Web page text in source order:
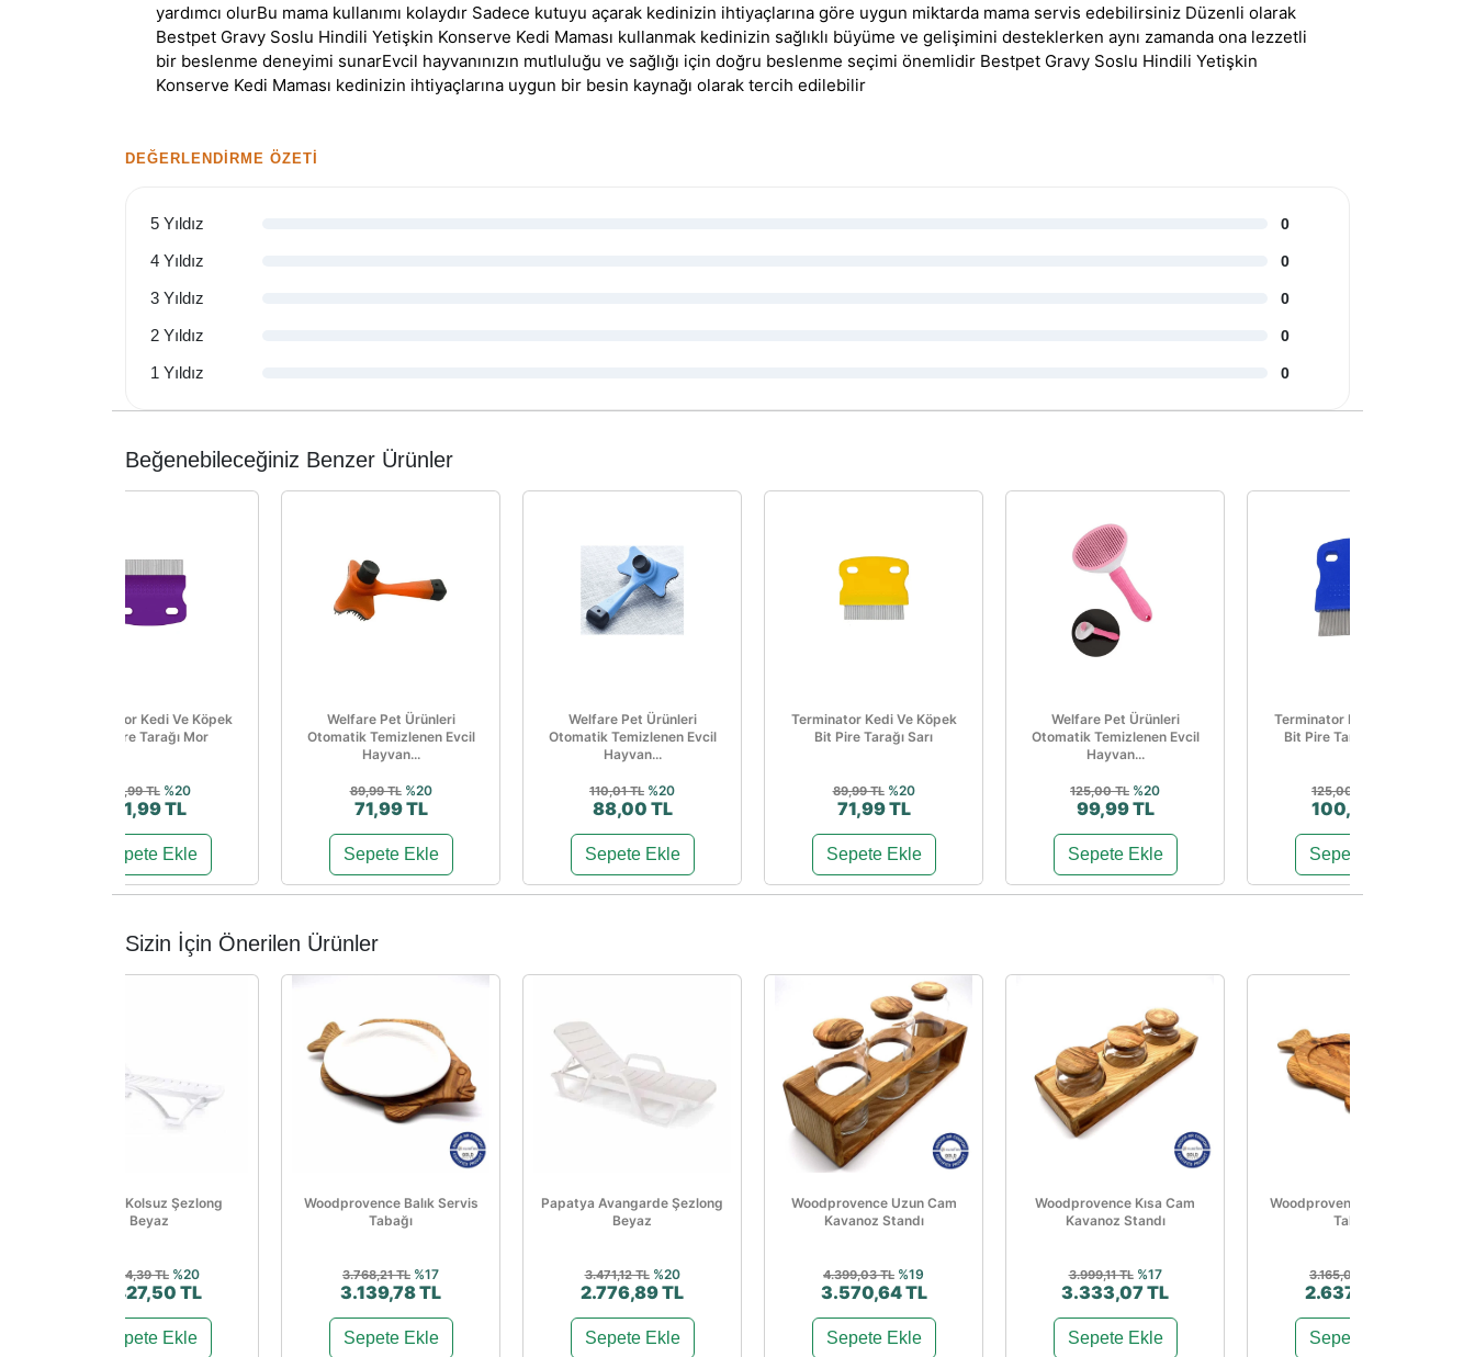
yardımcı olurBu mama kullanımı kolaydır Sadece kutuyu açarak kedinizin ihtiyaçlarına göre uygun miktarda mama servis edebilirsiniz Düzenli olarak
Bestpet Gravy Soslu Hindili Yetişkin Konserve Kedi Maması kullanmak kedinizin sağlıklı büyüme ve gelişimini desteklerken aynı zamanda ona lezzetli
bir beslenme deneyimi sunarEvcil hayvanınızın mutluluğu ve sağlığı için doğru beslenme seçimi önemlidir Bestpet Gravy Soslu Hindili Yetişkin
Konserve Kedi Maması kedinizin ihtiyaçlarına uygun bir besin kaynağı olarak tercih edilebilir
DEĞERLENDIRME ÖZETI
5 Yıldız 0
4 Yıldız 0
3 Yıldız 0
2 Yıldız 0
1 Yıldız 0
Beğenebileceğiniz Benzer Ürünler
Terminator Kedi Ve Köpek
Bit Pire Tarağı Mor
89,99 TL %20
71,99 TL
Sepete Ekle
Welfare Pet Ürünleri
Otomatik Temizlenen Evcil
Hayvan...
89,99 TL %20
71,99 TL
Sepete Ekle
Welfare Pet Ürünleri
Otomatik Temizlenen Evcil
Hayvan...
110,01 TL %20
88,00 TL
Sepete Ekle
Terminator Kedi Ve Köpek
Bit Pire Tarağı Sarı
89,99 TL %20
71,99 TL
Sepete Ekle
Welfare Pet Ürünleri
Otomatik Temizlenen Evcil
Hayvan...
125,00 TL %20
99,99 TL
Sepete Ekle
Terminator Kedi Ve Köpek
Bit Pire Tarağı Turkuaz
125,00 TL
100,00 TL
Sepete Ekle
Sizin İçin Önerilen Ürünler
Sunset Kolsuz Şezlong
Beyaz
5.534,39 TL %20
4.427,50 TL
Sepete Ekle
Woodprovence Balık Servis
Tabağı
3.768,21 TL %17
3.139,78 TL
Sepete Ekle
Papatya Avangarde Şezlong
Beyaz
3.471,12 TL %20
2.776,89 TL
Sepete Ekle
Woodprovence Uzun Cam
Kavanoz Standı
4.399,03 TL %19
3.570,64 TL
Sepete Ekle
Woodprovence Kısa Cam
Kavanoz Standı
3.999,11 TL %17
3.333,07 TL
Sepete Ekle
Woodprovence Balık Servis
Tahtası
3.165,01 TL
2.637,03 TL
Sepete Ekle